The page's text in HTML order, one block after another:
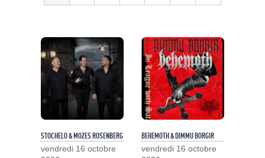
STOCHELO & MOZES ROSENBERG
vendredi 16 octobre
BEHEMOTH & DIMMU BORGIR
vendredi 16 octobre